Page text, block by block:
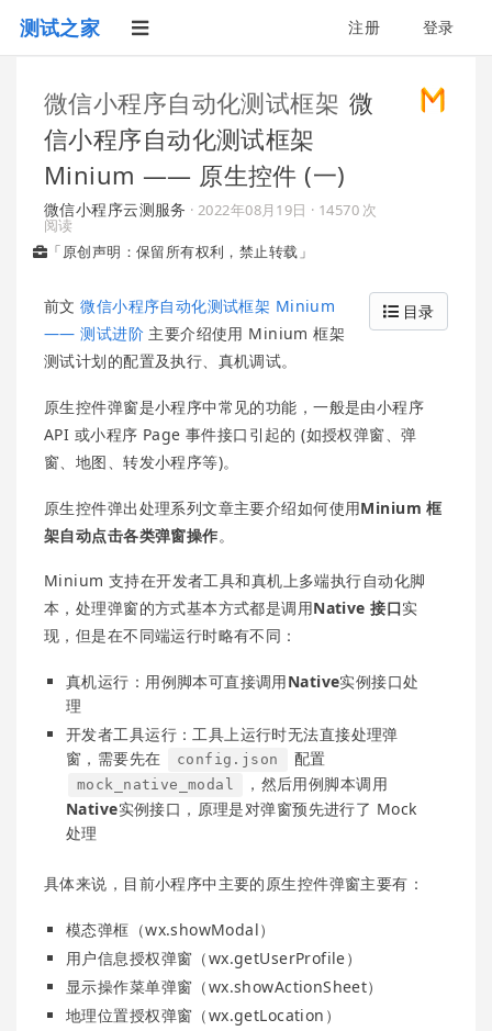
测试之家 注册 登录
微信小程序自动化测试框架 微
信小程序自动化测试框架
Minium —— 原生控件 (一)
微信小程序云测服务 ·2022年08月19日 · 14570 次
阅读
「原创声明：保留所有权利，禁止转载」
目录
前文微信小程序自动化测试框架 Minium
—— 测试进阶主要介绍使用 Minium 框架
测试计划的配置及执行、真机调试。
原生控件弹窗是小程序中常见的功能，一般是由小程序
API 或小程序 Page 事件接口引起的 (如授权弹窗、弹
窗、地图、转发小程序等)。
原生控件弹出处理系列文章主要介绍如何使用Minium 框
架自动点击各类弹窗操作。
Minium 支持在开发者工具和真机上多端执行自动化脚
本，处理弹窗的方式基本方式都是调用Native 接口实
现，但是在不同端运行时略有不同：
真机运行：用例脚本可直接调用Native实例接口处
理
开发者工具运行：工具上运行时无法直接处理弹
窗，需要先在
config.json 配置
mock_native_modal
，然后用例脚本调用
Native实例接口，原理是对弹窗预先进行了 Mock
处理
具体来说，目前小程序中主要的原生控件弹窗主要有：
模态弹框（wx.showModal）
用户信息授权弹窗（wx.getUserProfile）
显示操作菜单弹窗（wx.showActionSheet）
地理位置授权弹窗（wx.getLocation）